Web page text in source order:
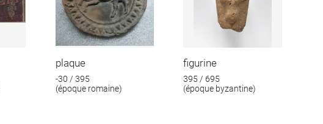
plaque
-30 / 395
(époque romaine)
figurine
395 / 695
(époque byzantine)